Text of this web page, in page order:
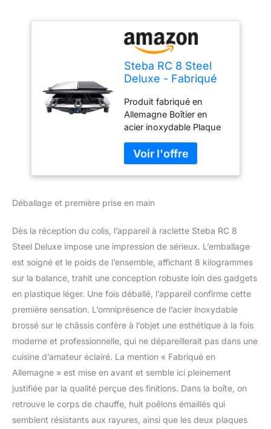
Steba RC 8 Steel
Deluxe - Fabriqué
Plaque de cuisson
réversible en acier
inoxydable (29,5 x
14 cm) - Plaque de
cuisson en fonte
antiadhésive (29 x
14,5 cm) - 8
Produit fabriqué en
Allemagne Boîtier en
acier inoxydable Plaque
en fonte sous pression
(29 x 14,5 cm) Plaque de
cuisson réversible en
14,5 cm) 8 poêlons
rayures et aux coupures
- Passe au lave-vaisselle
: 29 x 29 cm
Récupérateur de graisse
pour le liquide de
cuisson Régulateur de
température en continu
Déballage et première prise en main
Dès la réception du colis, l’appareil à raclette Steba RC 8
Steel Deluxe impose une impression de sérieux. L’emballage
est soigné et le poids de l’ensemble, affichant 8 kilogrammes
sur la balance, trahit une conception robuste loin des gadgets
en plastique léger. Une fois déballé, l’appareil confirme cette
première sensation. L’omniprésence de l’acier inoxydable
brossé sur le châssis confère à l’objet une esthétique à la fois
moderne et professionnelle, qui ne dépareillerait pas dans une
cuisine d’amateur éclairé. La mention « Fabriqué en
Allemagne » est mise en avant et semble ici pleinement
justifiée par la qualité perçue des finitions. Dans la boîte, on
retrouve le corps de chauffe, huit poêlons émaillés qui
semblent résistants aux rayures, ainsi que les deux plaques